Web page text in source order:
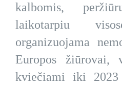
kalbomis,
laikotarpiu
organizuojama
Europos žiūrovai,
kviečiami iki